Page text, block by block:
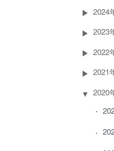
2024
2023
2022
2021
2020